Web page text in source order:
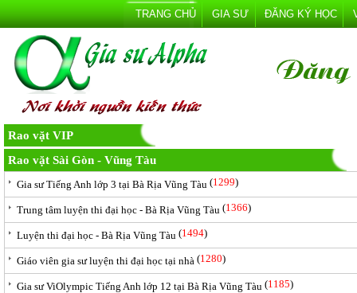
TRANG CHỦ GIA SƯ ĐĂNG KÝ HỌC
Rao vặt VIP
Rao vặt Sài Gòn - Vũng Tàu
Gia sư Tiếng Anh lớp 3 tại Bà Rịa Vũng Tàu (1299)
Trung tâm luyện thi đại học - Bà Rịa Vũng Tàu (1366)
Luyện thi đại học - Bà Rịa Vũng Tàu (1494)
Giáo viên gia sư luyện thi đại học tại nhà (1280)
Gia sư ViOlympic Tiếng Anh lớp 12 tại Bà Rịa Vũng Tàu (1185)